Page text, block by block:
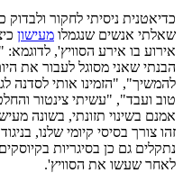
כדיאטנית ניסיתי לחקור
שאלתי אנשים שנגמלו מעישון
אירוע בו אירע הסוויץ',
הבנתי שאני מסוגל לעבור את
להמשיך", "הזמינו אותי לסדנה
טוב ועבד", "עשיתי צינטור
אמנם בשינוי תזונתי, בשונה
זהו צורך בסיסי קיומי שלנו,
נתקלים גם כן בסיגריות
לאחר שעשו את הסוויץ'.